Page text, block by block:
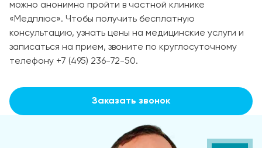
можно анонимно пройти в частной клинике
«Медплюс». Чтобы получить бесплатную
консультацию, узнать цены на медицинские услуги и
записаться на прием, звоните по круглосуточному
телефону +7 (495) 236-72-50.
Заказать звонок